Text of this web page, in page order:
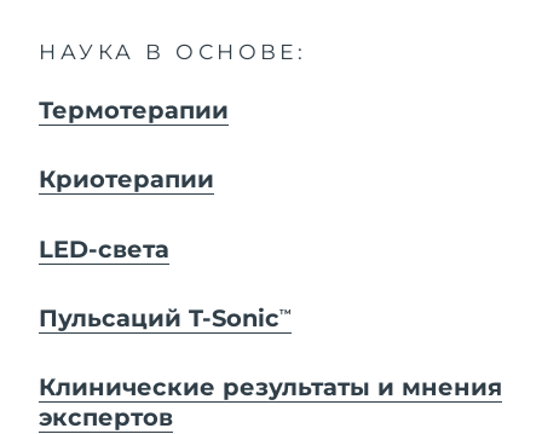
НАУКА В ОСНОВЕ:
Термотерапии
Криотерапии
LED-света
Пульсаций T-SonicTM
Клинические результаты и мнения
экспертов